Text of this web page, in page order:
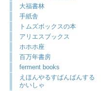
大福書林
手紙舎
トムズボックスの本
アリエスブックス
ホホホ座
百万年書房
ferment books
えほんやるすばんばんする
かいしゃ